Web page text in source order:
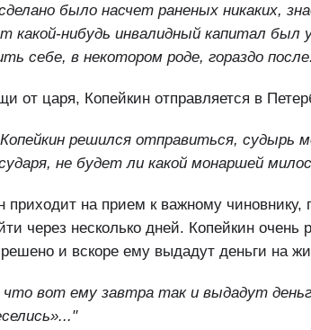
было насчет раненых никаких,
какой-нибудь инвалидный капитал был
себе, в некотором роде, гораздо
от царя, Копейкин отправляется в
решился отправиться, судырь
не будет ли какой монаршей
приходит на прием к важному чиновнику,
через несколько дней. Копейкин очень
и вскоре ему выдадут деньги на
вот ему завтра так и выдадут